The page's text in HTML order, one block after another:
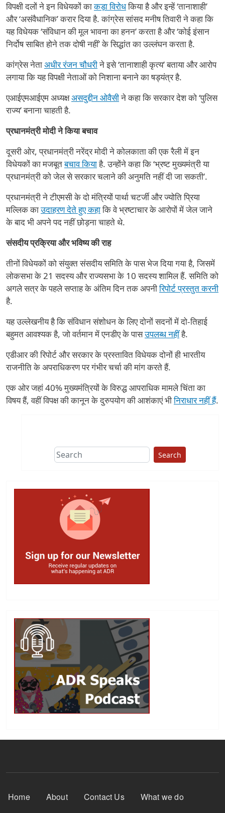
विपक्षी दलों ने इन विधेयकों काकड़ा विरोधकिया है और इन्हें ‘तानाशाही’
और ‘असंवैधानिक’ करार दिया है. कांग्रेस सांसद मनीष तिवारी ने कहा कि
यह विधेयक ‘संविधान की मूल भावना का हनन’ करता है और ‘कोई इंसान
निर्दोष साबित होने तक दोषी नहीं’ के सिद्धांत का उल्लंघन करता है.
कांग्रेस नेताअधीर रंजन चौधरीने इसे ‘तानाशाही कृत्य’ बताया और आरोप
लगाया कि यह विपक्षी नेताओं को निशाना बनाने का षड्यंत्र है.
एआईएमआईएम अध्यक्षअसदुद्दीन ओवैसीने कहा कि सरकार देश को ‘पुलिस
राज्य’ बनाना चाहती है.
प्रधानमंत्री मोदी ने किया बचाव
दूसरी ओर, प्रधानमंत्री नरेंद्र मोदी ने कोलकाता की एक रैली में इन
विधेयकों का मजबूतबचाव कियाहै. उन्होंने कहा कि ‘भ्रष्ट मुख्यमंत्री या
प्रधानमंत्री को जेल से सरकार चलाने की अनुमति नहीं दी जा सकती’.
प्रधानमंत्री ने टीएमसी के दो मंत्रियों पार्था चटर्जी और ज्योति प्रिया
मल्लिक काउदाहरण देते हुए कहाकि वे भ्रष्टाचार के आरोपों में जेल जाने
के बाद भी अपने पद नहीं छोड़ना चाहते थे.
संसदीय प्रक्रिया और भविष्य की राह
तीनों विधेयकों को संयुक्त संसदीय समिति के पास भेज दिया गया है, जिसमें
लोकसभा के 21 सदस्य और राज्यसभा के 10 सदस्य शामिल हैं. समिति को
अगले सत्र के पहले सप्ताह के अंतिम दिन तक अपनीरिपोर्ट प्रस्तुत करनी
है.
यह उल्लेखनीय है कि संविधान संशोधन के लिए दोनों सदनों में दो-तिहाई
बहुमत आवश्यक है, जो वर्तमान में एनडीए के पासउपलब्ध नहींहै.
एडीआर की रिपोर्ट और सरकार के प्रस्तावित विधेयक दोनों ही भारतीय
राजनीति के अपराधिकरण पर गंभीर चर्चा की मांग करते हैं.
एक ओर जहां 40% मुख्यमंत्रियों के विरुद्ध आपराधिक मामले चिंता का
विषय हैं, वहीं विपक्ष की कानून के दुरुपयोग की आशंकाएं भीनिराधार नहीं हैं.
Search
Footer Menu
Home About Contact Us
What we do